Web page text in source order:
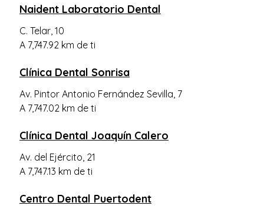
Naident Laboratorio Dental
C. Telar, 10
A 7,747.92 km de ti
Clínica Dental Sonrisa
Av. Pintor Antonio Fernández Sevilla, 7
A 7,747.02 km de ti
Clínica Dental Joaquín Calero
Av. del Ejército, 21
A 7,747.13 km de ti
Centro Dental Puertodent